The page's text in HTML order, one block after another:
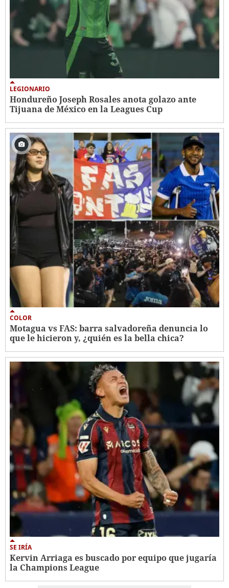
LEGIONARIO
Hondureño Joseph Rosales anota golazo ante
Tijuana de México en la Leagues Cup
COLOR
Motagua vs FAS: barra salvadoreña denuncia lo
que le hicieron y, ¿quién es la bella chica?
SE IRÍA
Kervin Arriaga es buscado por equipo que jugaría
la Champions League